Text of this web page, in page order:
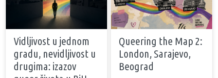
Vidljivost u jednom
gradu, nevidljivost u
drugima: izazov
Queering the Map 2:
London, Sarajevo,
Beograd